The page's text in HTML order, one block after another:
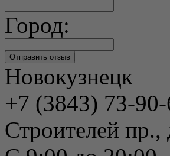
Город:
Новокузнецк
+7 (3843) 73-
Строителей пр.,